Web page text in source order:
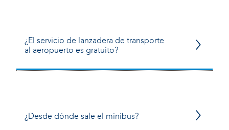
¿El servicio de lanzadera de transporte
al aeropuerto es gratuito?
¿Desde dónde sale el minibus?